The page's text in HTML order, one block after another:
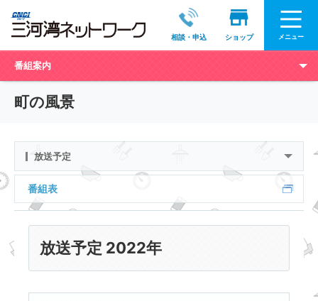
相談・申込 ショップ メニュー
番組案内
町の風景
放送予定
番組表
放送予定 2022年